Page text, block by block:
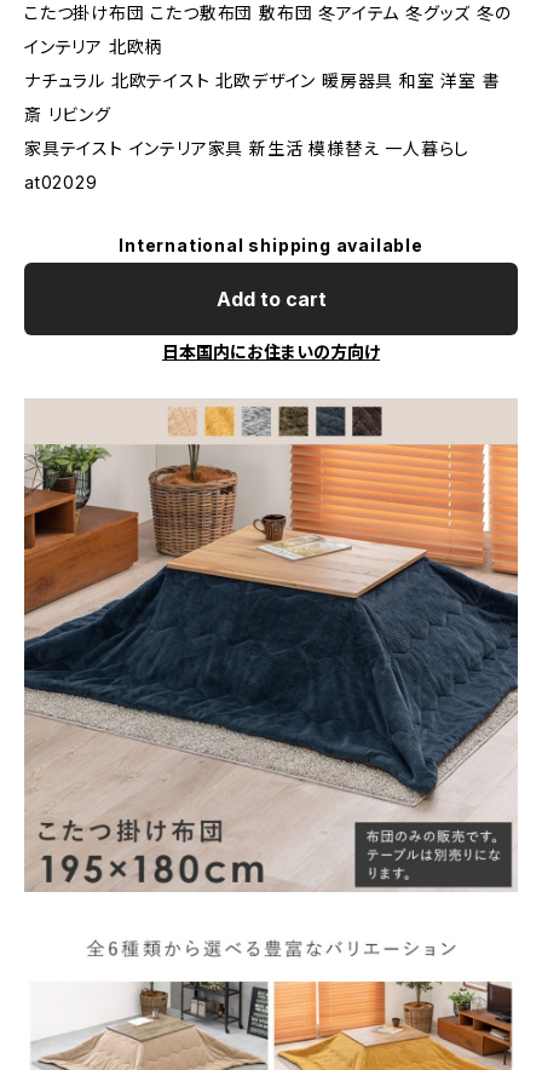
こたつ掛け布団 こたつ敷布団 敷布団 冬アイテム 冬グッズ 冬の
インテリア 北欧柄
ナチュラル 北欧テイスト 北欧デザイン 暖房器具 和室 洋室 書
斎 リビング
家具テイスト インテリア家具 新生活 模様替え 一人暮らし
at02029
International shipping available
Add to cart
日本国内にお住まいの方向け